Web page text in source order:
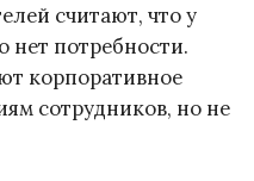
считают, что у
нет потребности.
корпоративное
сотрудников, но не